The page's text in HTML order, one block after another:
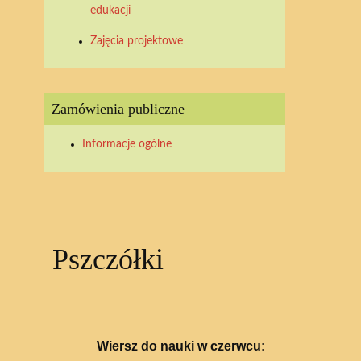
edukacji
Zajęcia projektowe
Zamówienia publiczne
Informacje ogólne
Pszczółki
Wiersz do nauki w czerwcu: